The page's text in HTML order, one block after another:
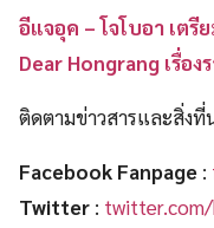
อีแจอุค – โจโบอา เต
Dear Hongrang เรื่อ
ติดตามข่าวสารและสิ่งที่
Facebook Fanpage :
Twitter :